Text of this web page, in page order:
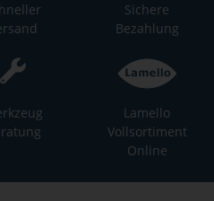
Sichere
Bezahlung
Lamello
Vollsortiment
Online